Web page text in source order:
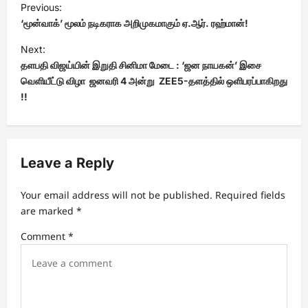
o
s
t
n
a
v
g
a
t
i
Previous:
‘மூன்வாக்’ மூலம் நடிகராக அறிமுகமாகும் ஏ.ஆர். ரஹ்மான்!
Next:
தளபதி விஜய்யின் இறுதி சினிமா மேடை : ‘ஜன நாயகன்’ இசை
வெளியீட்டு விழா ஜனவரி 4 அன்று ZEE5-தளத்தில் ஒளிபரப்பாகிறது
!!
Leave a Reply
Your email address will not be published. Required fields
are marked *
Comment *